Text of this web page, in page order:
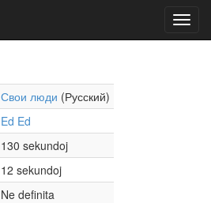
Свои люди (Русский)
Ed Ed
130 sekundoj
12 sekundoj
Ne definita